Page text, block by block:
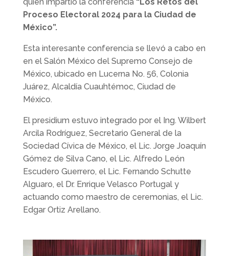
Proceso Electoral 2024 para la Ciudad de
México”.
Esta interesante conferencia se llevó a cabo en
en el Salón México del Supremo Consejo de
México, ubicado en Lucerna No. 56, Colonia
Juárez, Alcaldía Cuauhtémoc, Ciudad de
México.
El presidium estuvo integrado por el Ing. Wilbert
Arcila Rodríguez, Secretario General de la
Sociedad Cívica de México, el Lic. Jorge Joaquín
Gómez de Silva Cano, el Lic. Alfredo León
Escudero Guerrero, el Lic. Fernando Schutte
Alguaro, el Dr. Enrique Velasco Portugal y
actuando como maestro de ceremonias, el Lic.
Edgar Ortiz Arellano.